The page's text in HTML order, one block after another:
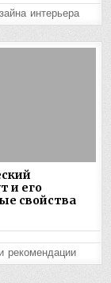
интерьера
и его
свойства
рекомендации